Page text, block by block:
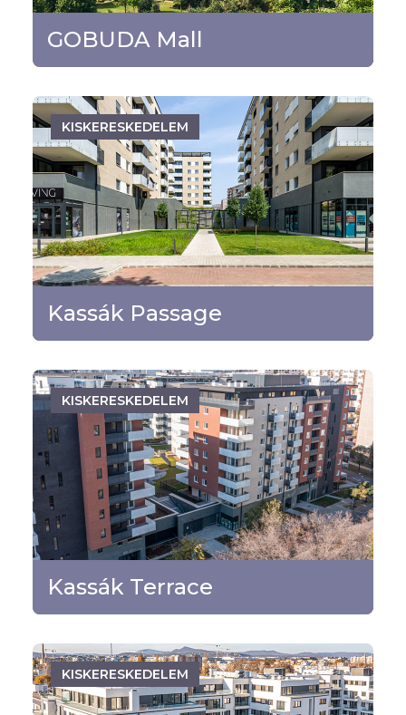
GOBUDA Mall
TOVÁBB
Kassák Passage
KISKERESKEDELEM
Budapest - XIII. kerület
TOVÁBB
Kassák Terrace
KISKERESKEDELEM
Budapest - XIII. kerület
TOVÁBB
KISKERESKEDELEM